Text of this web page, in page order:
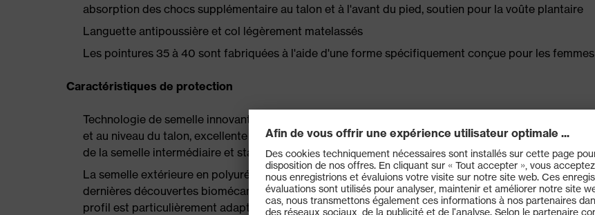
absorption des chocs supplémentaire au talon et à l'avant du pied, soutien pour la voûte plantaire
Languette antipoussière et col légèrement matelassés
Les pointures 35 à 40 sont fabriquées à l'aide d'une forme spécifiquement conçue pour les femmes
Caractéristiques de protection
Technologie de semelle innovante uvex iPUREnrj, absorption des chocs optimale à l'avant du pied
et au niveau du talon, excellente restitution de l'énergie de la marche (rebond) sur toute la surface
de la semelle intermédiaire et stabilité optimale grâce au contrefort en mousse
La semelle extérieure en polyuréthane uvex x-tended grip au design ergonomique applique les
dernières découvertes biomécaniques, est particulièrement résistante et ainsi très adhérente, le
profil est particulièrement adapté à une utilisation sur des sols industriels